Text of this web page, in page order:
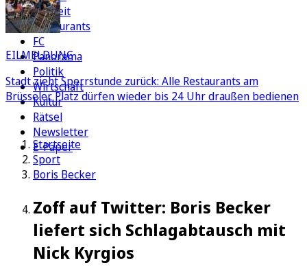
Freizeit
Restaurants
FC
Panorama
Politik
Wirtschaft
Kultur
Rätsel
Newsletter
E-Paper
EILMELDUNG
Stadt zieht Sperrstunde zurück: Alle Restaurants am
Brüsseler Platz dürfen wieder bis 24 Uhr draußen bedienen
Startseite
Sport
Boris Becker
Zoff auf Twitter: Boris Becker
liefert sich Schlagabtausch mit
Nick Kyrgios